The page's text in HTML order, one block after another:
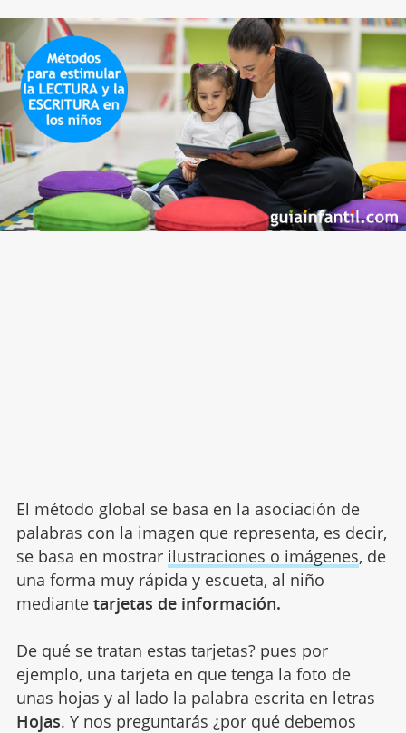
El método global se basa en la asociación de
palabras con la imagen que representa, es decir,
se basa en mostrar ilustraciones o imágenes, de
una forma muy rápida y escueta, al niño
mediante tarjetas de información.
De qué se tratan estas tarjetas? pues por
ejemplo, una tarjeta en que tenga la foto de
unas hojas y al lado la palabra escrita en letras
Hojas. Y nos preguntarás ¿por qué debemos